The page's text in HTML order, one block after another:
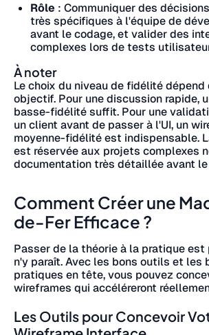
Rôle : Communiquer des
très spécifiques à l'équipe de
avant le codage, et valider des
complexes lors de tests
À noter
Le choix du niveau de fidélité dépend
objectif. Pour une discussion rapide,
basse-fidélité suffit. Pour une
un client avant de passer à l'UI, un
moyenne-fidélité est indispensable.
est réservée aux projets complexes
documentation très détaillée avant
Comment Créer une
de-Fer Efficace ?
Passer de la théorie à la pratique
n'y paraît. Avec les bons outils et les
pratiques en tête, vous pouvez
wireframes qui accéléreront
Les Outils pour Concevoir